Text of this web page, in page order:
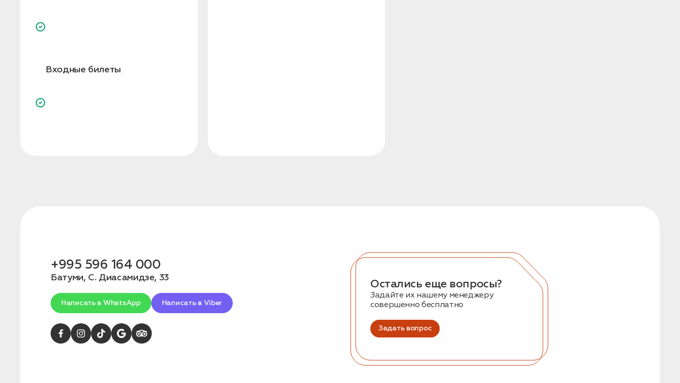
Входные билеты
+995 596 164 000
Батуми, С. Диасамидзе, 33
Написать в WhatsApp Написать в Viber
Остались еще вопросы?
Задайте их нашему менеджеру
совершенно бесплатно
Задать вопрос